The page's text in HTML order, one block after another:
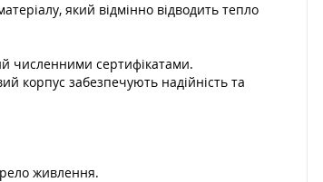
який відмінно відводить тепло
численними сертифікатами.
корпус забезпечують надійність та
живлення.